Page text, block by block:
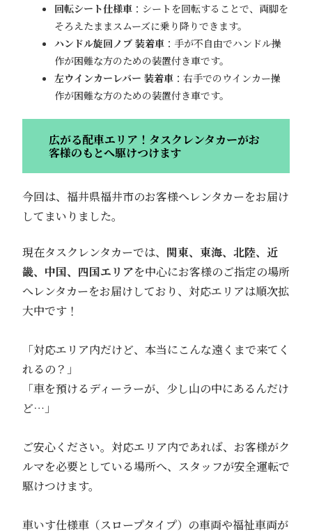
回転シート仕様車：シートを回転することで、両脚を
そろえたままスムーズに乗り降りできます。
ハンドル旋回ノブ 装着車：手が不自由でハンドル操
作が困難な方のための装置付き車です。
左ウインカーレバー 装着車：右手でのウインカー操
作が困難な方のための装置付き車です。
広がる配車エリア！タスクレンタカーがお
客様のもとへ駆けつけます
今回は、福井県福井市のお客様へレンタカーをお届け
してまいりました。
現在タスクレンタカーでは、 関東、東海、北陸、近
畿、中国、四国エリアを中心にお客様のご指定の場所
へレンタカーをお届けしており、対応エリアは順次拡
大中です！
「対応エリア内だけど、本当にこんな遠くまで来てく
れるの？」
「車を預けるディーラーが、少し山の中にあるんだけ
ど…」
ご安心ください。対応エリア内であれば、お客様がク
ルマを必要としている場所へ、スタッフが安全運転で
駆けつけます。
車いす仕様車（スロープタイプ）の車両や福祉車両が